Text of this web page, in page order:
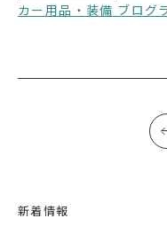
カー用品・装備 ブログ
新着情報